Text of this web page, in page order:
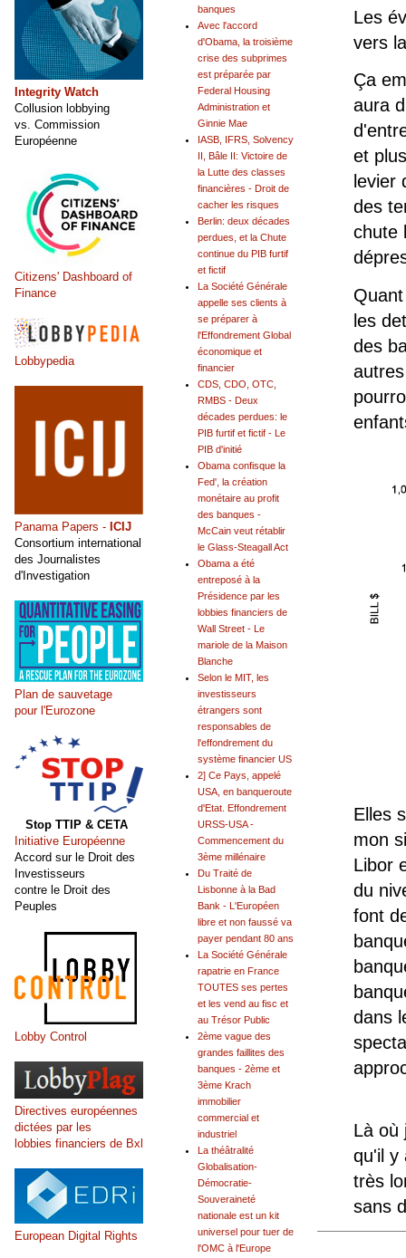
Les
vers
Ça
aura
et
levier
des
chute
les
des
Elles
mon
Libor
du
font
dans
Là où
qu'il y
très
sans
banques
Avec l'accord
d'Obama, la troisième
crise des subprimes
est préparée par
Federal Housing
Administration et
Ginnie Mae
IASB, IFRS, Solvency
II, Bâle II: Victoire de
la Lutte des classes
financières - Droit de
cacher les risques
Berlin: deux décades
perdues, et la Chute
continue du PIB furtif
et fictif
La Société Générale
appelle ses clients à
se préparer à
l'Effondrement Global
économique et
financier
CDS, CDO, OTC,
RMBS - Deux
décades perdues: le
PIB furtif et fictif - Le
PIB d'initié
Obama confisque la
Fed', la création
monétaire au profit
des banques -
McCain veut rétablir
le Glass-Steagall Act
Obama a été
entreposé à la
Présidence par les
lobbies financiers de
Wall Street - Le
mariole de la Maison
Blanche
Selon le MIT, les
investisseurs
étrangers sont
responsables de
l'effondrement du
système financier US
2] Ce Pays, appelé
USA, en banqueroute
d'Etat. Effondrement
URSS-USA -
Commencement du
3ème millénaire
Du Traité de
Lisbonne à la Bad
Bank - L'Européen
libre et non faussé va
payer pendant 80 ans
La Société Générale
rapatrie en France
TOUTES ses pertes
et les vend au fisc et
au Trésor Public
2ème vague des
grandes faillites des
banques - 2ème et
3ème Krach
immobilier
commercial et
industriel
La théâtralité
Globalisation-
Démocratie-
Souveraineté
nationale est un kit
universel pour tuer de
l'OMC à l'Europe
Integrity Watch
Collusion lobbying
vs. Commission
Européenne
Citizens' Dashboard of
Finance
Lobbypedia
Panama Papers - ICIJ
Consortium international
des Journalistes
d'Investigation
Plan de sauvetage
pour l'Eurozone
Stop TTIP & CETA
Initiative Européenne
Accord sur le Droit des
Investisseurs
contre le Droit des
Peuples
Lobby Control
Directives européennes
dictées par les
lobbies financiers de Bxl
European Digital Rights